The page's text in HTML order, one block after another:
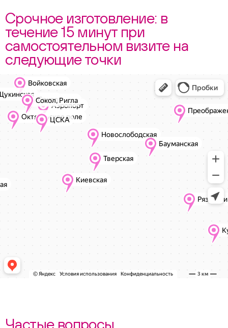
Срочное изготовление: в
течение 15 минут при
самостоятельном визите на
следующие точки
Частые вопросы